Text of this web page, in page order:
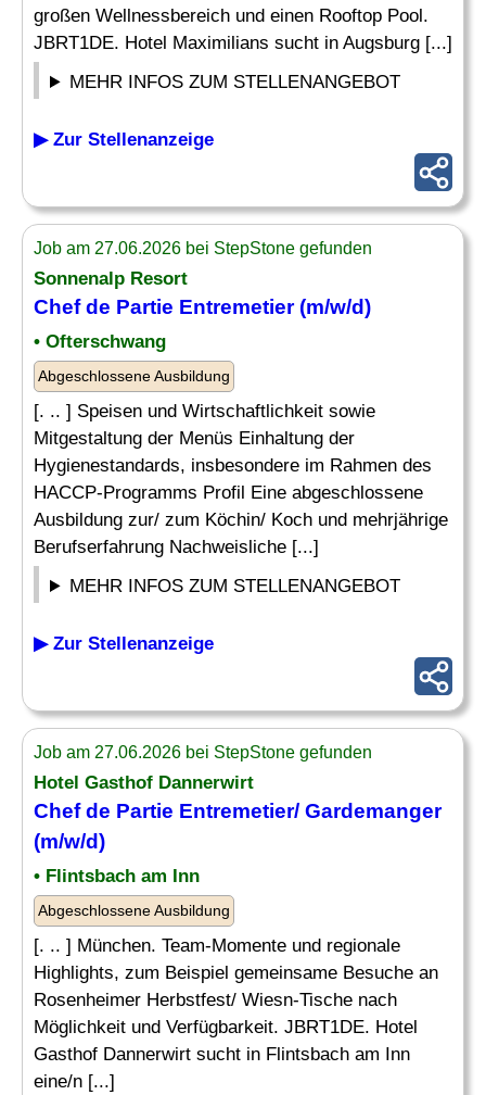
großen Wellnessbereich und einen Rooftop Pool.
JBRT1DE. Hotel Maximilians sucht in Augsburg [...]
MEHR INFOS ZUM STELLENANGEBOT
▶ Zur Stellenanzeige
Job am 27.06.2026 bei StepStone gefunden
Sonnenalp Resort
Chefde Partie Entremetier(m/w/d)
• Ofterschwang
Abgeschlossene Ausbildung
[. .. ] Speisen und Wirtschaftlichkeit sowie
Mitgestaltung der Menüs Einhaltung der
Hygienestandards, insbesondere im Rahmen des
HACCP-Programms Profil Eine abgeschlossene
Ausbildung zur/ zum Köchin/ Koch und mehrjährige
Berufserfahrung Nachweisliche [...]
MEHR INFOS ZUM STELLENANGEBOT
▶ Zur Stellenanzeige
Job am 27.06.2026 bei StepStone gefunden
Hotel Gasthof Dannerwirt
Chefde Partie Entremetier/ Gardemanger
(m/w/d)
• Flintsbach am Inn
Abgeschlossene Ausbildung
[. .. ] München. Team-Momente und regionale
Highlights, zum Beispiel gemeinsame Besuche an
Rosenheimer Herbstfest/ Wiesn-Tische nach
Möglichkeit und Verfügbarkeit. JBRT1DE. Hotel
Gasthof Dannerwirt sucht in Flintsbach am Inn
eine/n [...]